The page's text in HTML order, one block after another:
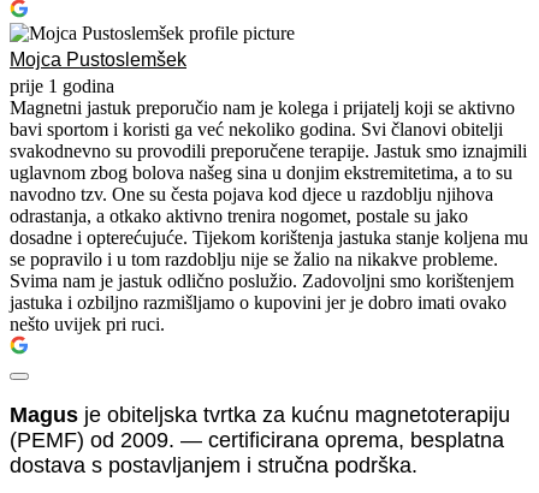
Mojca Pustoslemšek
prije 1 godina
Magnetni jastuk preporučio nam je kolega i prijatelj koji se aktivno
bavi sportom i koristi ga već nekoliko godina. Svi članovi obitelji
svakodnevno su provodili preporučene terapije. Jastuk smo iznajmili
uglavnom zbog bolova našeg sina u donjim ekstremitetima, a to su
navodno tzv. One su česta pojava kod djece u razdoblju njihova
odrastanja, a otkako aktivno trenira nogomet, postale su jako
dosadne i opterećujuće. Tijekom korištenja jastuka stanje koljena mu
se popravilo i u tom razdoblju nije se žalio na nikakve probleme.
Svima nam je jastuk odlično poslužio. Zadovoljni smo korištenjem
jastuka i ozbiljno razmišljamo o kupovini jer je dobro imati ovako
nešto uvijek pri ruci.
Magus je obiteljska tvrtka za kućnu magnetoterapiju
(PEMF) od 2009. — certificirana oprema, besplatna
dostava s postavljanjem i stručna podrška.